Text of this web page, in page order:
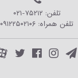
تلفن: ۰۲۱-۷۵۲۱۲
تلفن همراه: ۰۹۱۲۲۵۰۲۱۰۶